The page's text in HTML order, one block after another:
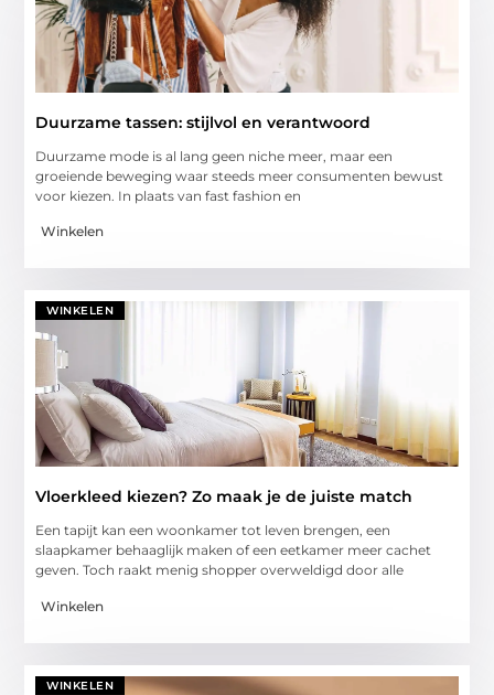
Duurzame tassen: stijlvol en verantwoord
Duurzame mode is al lang geen niche meer, maar een
groeiende beweging waar steeds meer consumenten bewust
voor kiezen. In plaats van fast fashion en
Winkelen
WINKELEN
Vloerkleed kiezen? Zo maak je de juiste match
Een tapijt kan een woonkamer tot leven brengen, een
slaapkamer behaaglijk maken of een eetkamer meer cachet
geven. Toch raakt menig shopper overweldigd door alle
Winkelen
WINKELEN